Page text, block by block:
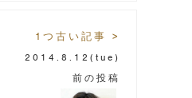
1つ古い記事 >
2014.8.12 (tue)
前の投稿